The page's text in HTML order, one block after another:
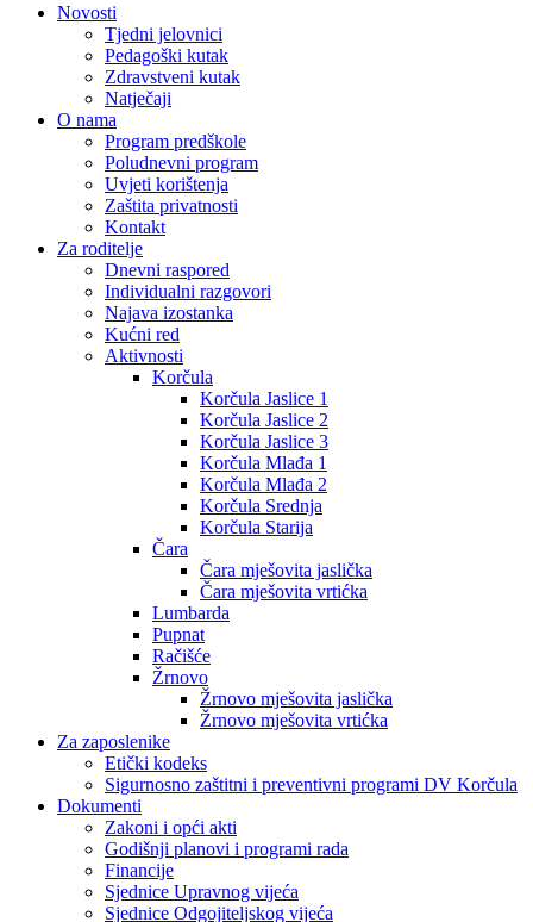
Novosti
Tjedni jelovnici
Pedagoški kutak
Zdravstveni kutak
Natječaji
O nama
Program predškole
Poludnevni program
Uvjeti korištenja
Zaštita privatnosti
Kontakt
Za roditelje
Dnevni raspored
Individualni razgovori
Najava izostanka
Kućni red
Aktivnosti
Korčula
Korčula Jaslice 1
Korčula Jaslice 2
Korčula Jaslice 3
Korčula Mlađa 1
Korčula Mlađa 2
Korčula Srednja
Korčula Starija
Čara
Čara mješovita jaslička
Čara mješovita vrtićka
Lumbarda
Pupnat
Račišće
Žrnovo
Žrnovo mješovita jaslička
Žrnovo mješovita vrtićka
Za zaposlenike
Etički kodeks
Sigurnosno zaštitni i preventivni programi DV Korčula
Dokumenti
Zakoni i opći akti
Godišnji planovi i programi rada
Financije
Sjednice Upravnog vijeća
Sjednice Odgojiteljskog vijeća